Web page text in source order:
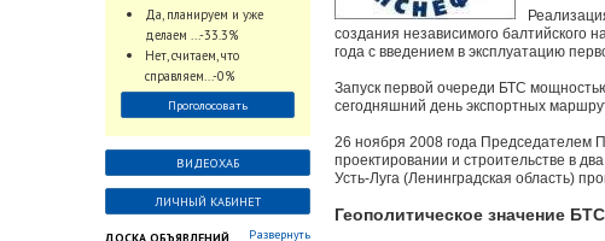
использовать
промышленный
интеллект и цифровые
заказы для ускорения
обработки заказов и
оперативной отгрузки
продукции конечному
потребителю?
Да, планируем и уже
делаем ...-33.3%
Нет, считаем, что
справляем...-0%
Проголосовать
ВИДЕОХАБ
ЛИЧНЫЙ КАБИНЕТ
Развернуть
создания независимого балтийского
года с введением в эксплуатацию
Запуск первой очереди БТС
сегодняшний день экспортных
26 ноября 2008 года
проектировании и строительстве в
Усть-Луга (Ленинградская область)
Геополитическое значение